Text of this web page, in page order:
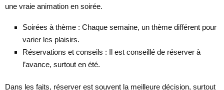
une vraie animation en soirée.
Soirées à thème : Chaque semaine, un thème différent pour
varier les plaisirs.
Réservations et conseils : Il est conseillé de réserver à
l’avance, surtout en été.
Dans les faits, réserver est souvent la meilleure décision, surtout